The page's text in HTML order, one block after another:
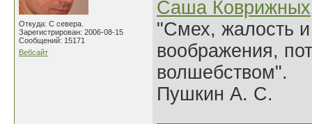
Откуда: С севера.
Зарегистрирован: 2006-08-15
Сообщений: 15171
Вебсайт
Саша Коврижных
"Смех, жалость
воображения,
волшебством".
Пушкин А. С.